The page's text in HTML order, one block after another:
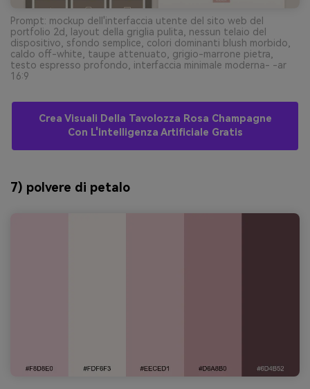
Prompt: mockup dell'interfaccia utente del sito web del
portfolio 2d, layout della griglia pulita, nessun telaio del
dispositivo, sfondo semplice, colori dominanti blush morbido,
caldo off-white, taupe attenuato, grigio-marrone pietra,
testo espresso profondo, interfaccia minimale moderna- -ar
16:9
Crea Visuali Della Tavolozza Rosa Champagne
Con L'intelligenza Artificiale Gratis
7) polvere di petalo